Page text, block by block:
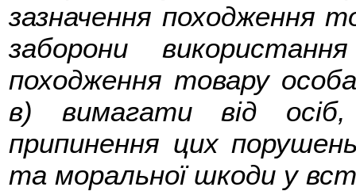
зазначення походження
заборони
походження товару
в) вимагати від
припинення цих
та моральної шкоди у